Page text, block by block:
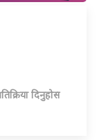
दिनुहोस